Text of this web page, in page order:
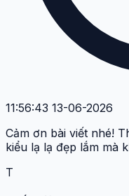
11:56:43 13-06-2026
Cảm ơn bài viết nhé!
kiểu lạ lạ đẹp lắm mà
T